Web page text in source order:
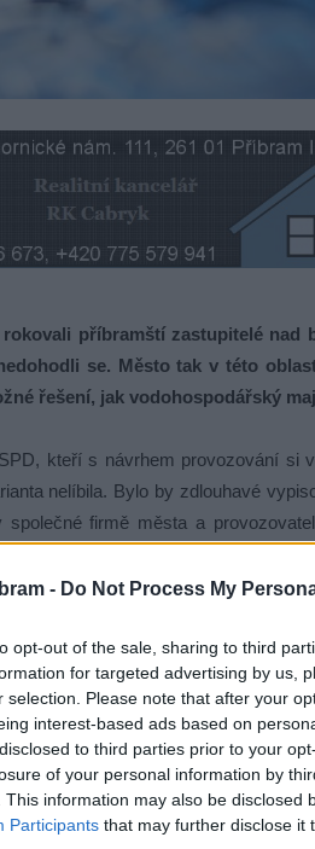
- Do Not Process My
opt-out of the sale, sharing to third
for targeted advertising by us,
selection. Please note that after your
interest-based ads based on
to third parties prior to your
of your personal information by
This information may also be disclosed
Participants that may further disclose it
příbramští zastupitelé nad
se. Město tak v této
řešení, jak vodohospodářský
kteří s návrhem provozování si
nelíbila. Bylo by zdlouhavé
společné firmě města a
od časového pressu, do které
k celé věci dostala, přes vstupní
po počet jednatelů budoucí
podílu a město jen jednoho.
zastupitelů se začala přiklánět k
majetek provozovalo město zcela
do stejně
zapadl návrh zastupitele za
variantou v současné době